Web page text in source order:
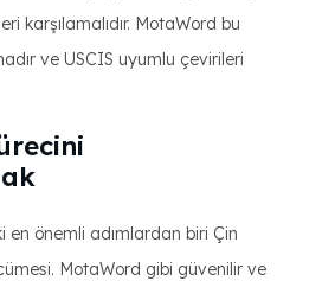
karşılamalıdır. MotaWord bu
ve USCIS uyumlu çevirileri
en önemli adımlardan biri Çin
MotaWord gibi güvenilir ve